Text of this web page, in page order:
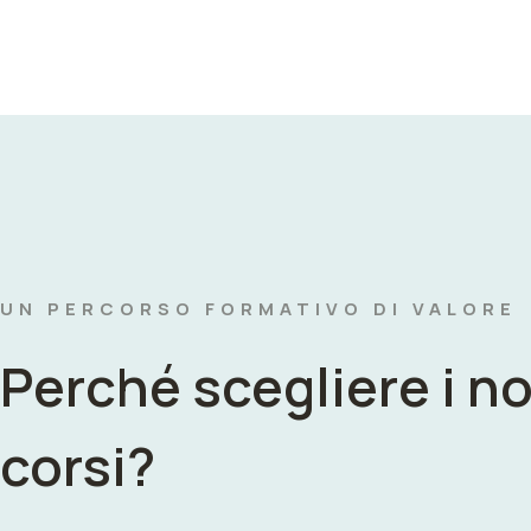
UN PERCORSO FORMATIVO DI VALORE
Perché scegliere i
corsi?